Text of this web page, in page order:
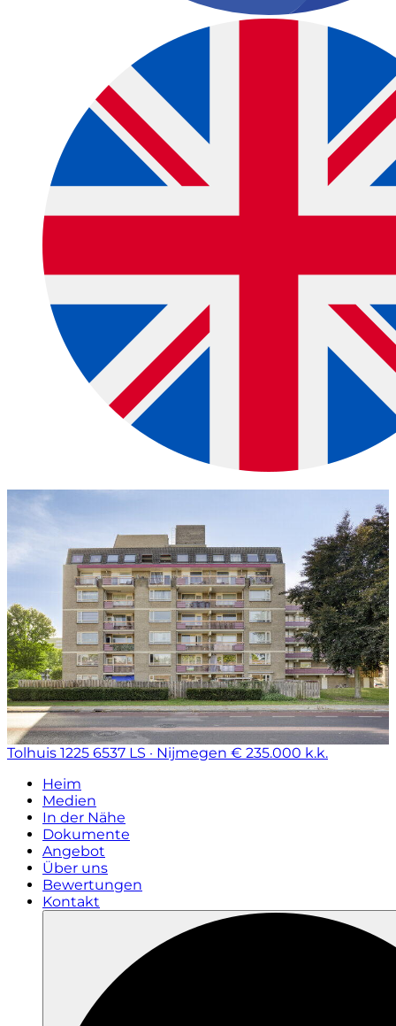
Tolhuis 1225 6537 LS · Nijmegen € 235.000 k.k.
Heim
Medien
In der Nähe
Dokumente
Angebot
Über uns
Bewertungen
Kontakt